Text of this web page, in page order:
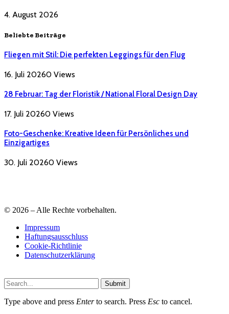
4. August 2026
Beliebte Beiträge
Fliegen mit Stil: Die perfekten Leggings für den Flug
16. Juli 20260 Views
28 Februar: Tag der Floristik / National Floral Design Day
17. Juli 20260 Views
Foto-Geschenke: Kreative Ideen für Persönliches und
Einzigartiges
30. Juli 20260 Views
© 2026 – Alle Rechte vorbehalten.
Impressum
Haftungsausschluss
Cookie-Richtlinie
Datenschutzerklärung
Submit
Type above and press Enterto search. Press Esc to cancel.